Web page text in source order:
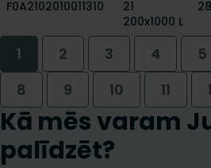
F0A2102010011310
21
200x1000 L
1 2 3 4 5
8
9 10 11
Kā mēs varam
palīdzēt?